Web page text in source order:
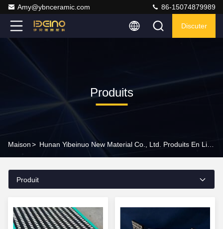
Amy@ybnceramic.com 86-15074879989
Discuter
Produits
Maison>
Produit